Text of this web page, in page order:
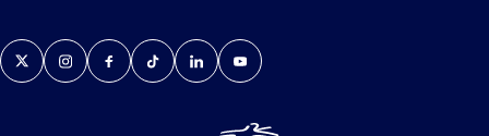
v
e
n
TwitterInstagramFacebook
TikTokLinkedInYouTube